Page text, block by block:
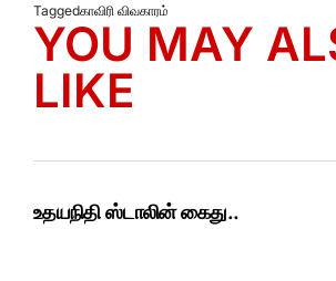
Taggedகாவிரி விவகாரம்
YOU MAY
LIKE
உதயநிதி ஸ்டாலின் கைது..